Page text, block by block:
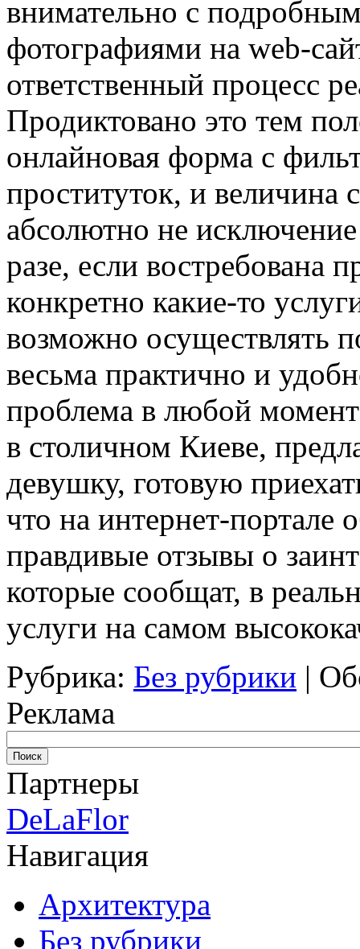
внимательно с
фотографиями на web-
ответственный процесс
Продиктовано это тем
онлайновая форма с
проституток, и величина
абсолютно не
разе, если востребована
конкретно какие-то
возможно осуществлять
весьма практично и
проблема в любой
в столичном Киеве,
девушку, готовую
что на интернет-портале
правдивые отзывы о
которые сообщат, в
услуги на самом
Рубрика: Без рубрики |
Реклама
Партнеры
DeLaFlor
Навигация
Архитектура
Без рубрики